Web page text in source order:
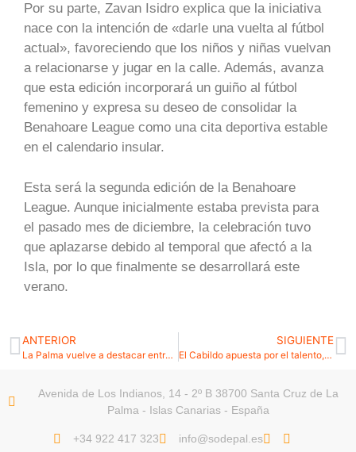
Por su parte, Zavan Isidro explica que la iniciativa
nace con la intención de «darle una vuelta al fútbol
actual», favoreciendo que los niños y niñas vuelvan
a relacionarse y jugar en la calle. Además, avanza
que esta edición incorporará un guiño al fútbol
femenino y expresa su deseo de consolidar la
Benahoare League como una cita deportiva estable
en el calendario insular.
Esta será la segunda edición de la Benahoare
League. Aunque inicialmente estaba prevista para
el pasado mes de diciembre, la celebración tuvo
que aplazarse debido al temporal que afectó a la
Isla, por lo que finalmente se desarrollará este
verano.
ANTERIOR
La Palma vuelve a destacar entre las mejores localizaciones del mundo con la nominación de Pluribus a los LMGI Awards
SIGUIENTE
El Cabildo apuesta por el talento, el emprendimiento y la innovación con la nueva edición del Talent Camp
Avenida de Los Indianos, 14 - 2º B 38700 Santa Cruz de La
Palma - Islas Canarias - España
+34 922 417 323 info@sodepal.es